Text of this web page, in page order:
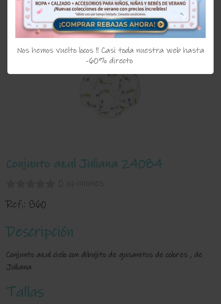
Conjunto azul Juliana 24084
0 opiniones
Ref.: 860
Descripción
Conjunto azul cielo con dibujito de gusanitos de colores , de
Juliana
Tallas
Nos hemos vuelto locos !! Casi toda nuestra web hasta
-60% directo